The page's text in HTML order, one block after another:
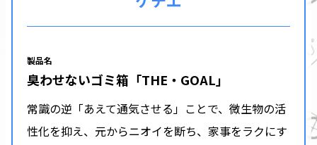
製品名
臭わせないゴミ箱「THE・GOAL」
常識の逆「あえて通気させる」ことで、微生物の活
性化を抑え、元からニオイを断ち、家事をラクにす